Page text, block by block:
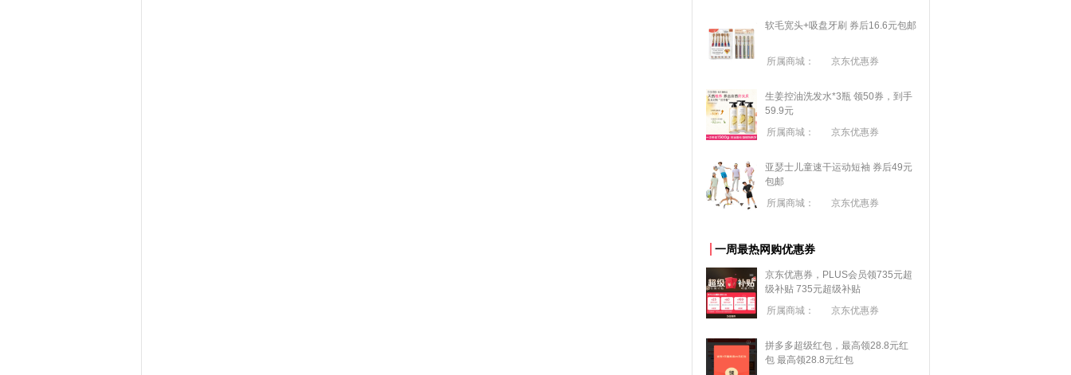
软毛宽头+吸盘牙刷 券后16.6元包邮
所属商城： 京东优惠券
生姜控油洗发水*3瓶 领50券，到手
59.9元
所属商城：
京东优惠券
亚瑟士儿童速干运动短袖 券后49元
包邮
所属商城：
京东优惠券
一周最热网购优惠券
京东优惠券，PLUS会员领735元超
级补贴 735元超级补贴
所属商城：
京东优惠券
拼多多超级红包，最高领28.8元红
包 最高领28.8元红包